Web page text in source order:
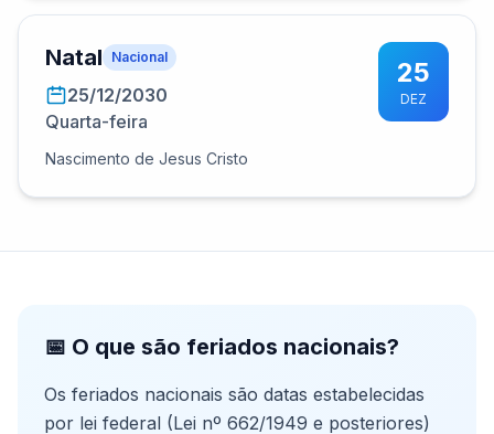
Natal Nacional
25/12/2030
Quarta-feira
Nascimento de Jesus Cristo
25
DEZ
📅 O que são feriados nacionais?
Os feriados nacionais são datas estabelecidas
por lei federal (Lei nº 662/1949 e posteriores)